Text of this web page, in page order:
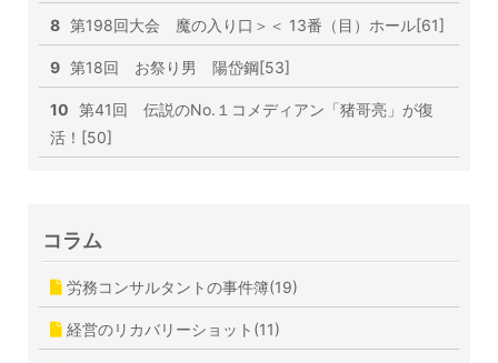
8 第198回大会 魔の入り口＞＜ 13番（目）ホール[61]
9 第18回 お祭り男 陽岱鋼[53]
10 第41回 伝説のNo.１コメディアン「猪哥亮」が復
活！[50]
コラム
労務コンサルタントの事件簿(19)
経営のリカバリーショット(11)